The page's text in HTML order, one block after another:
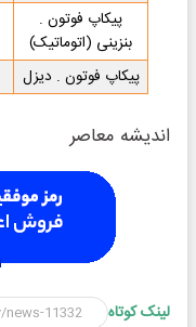
پیکاپ فوتون .
بنزینی (اتوماتیک)
پیکاپ فوتون . دیزل
اندیشه معاصر
لینک کوتاه